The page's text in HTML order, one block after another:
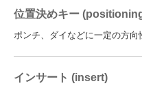
位置決めキー
ポンチ、ダイなどに一定の方
インサート (insert)